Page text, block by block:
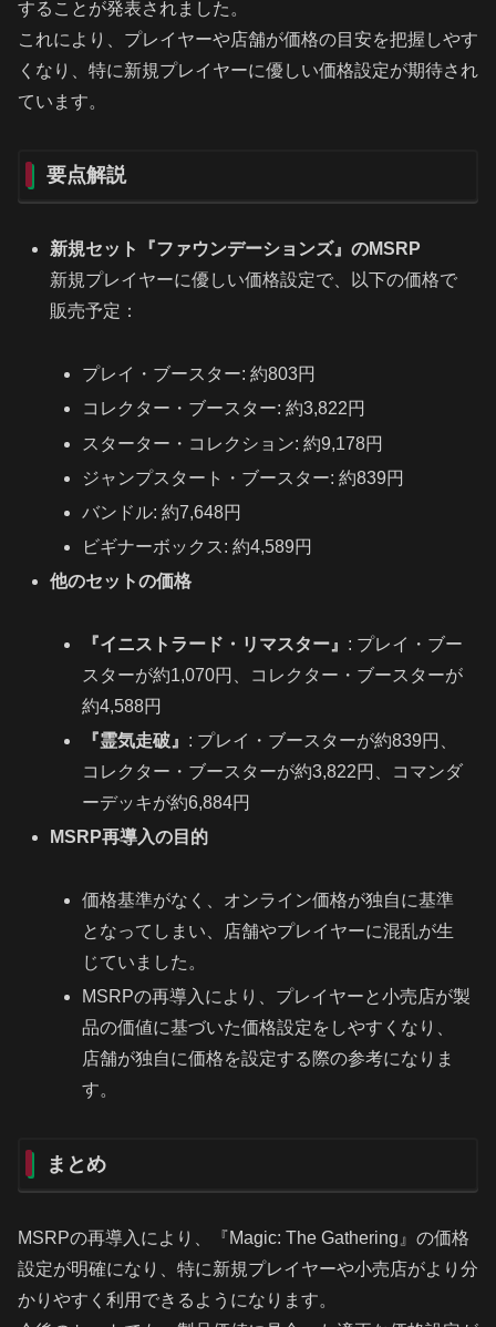
することが発表されました。
これにより、プレイヤーや店舗が価格の目安を把握しやす
くなり、特に新規プレイヤーに優しい価格設定が期待され
ています。
要点解説
新規セット『ファウンデーションズ』のMSRP
新規プレイヤーに優しい価格設定で、以下の価格で
販売予定：
プレイ・ブースター: 約803円
コレクター・ブースター: 約3,822円
スターター・コレクション: 約9,178円
ジャンプスタート・ブースター: 約839円
バンドル: 約7,648円
ビギナーボックス: 約4,589円
他のセットの価格
『イニストラード・リマスター』 : プレイ・ブー
スターが約1,070円、コレクター・ブースターが
約4,588円
『霊気走破』 : プレイ・ブースターが約839円、
コレクター・ブースターが約3,822円、コマンダ
ーデッキが約6,884円
MSRP再導入の目的
価格基準がなく、オンライン価格が独自に基準
となってしまい、店舗やプレイヤーに混乱が生
じていました。
MSRPの再導入により、プレイヤーと小売店が製
品の価値に基づいた価格設定をしやすくなり、
店舗が独自に価格を設定する際の参考になりま
す。
まとめ
MSRPの再導入により、『Magic: The Gathering』の価格
設定が明確になり、特に新規プレイヤーや小売店がより分
かりやすく利用できるようになります。